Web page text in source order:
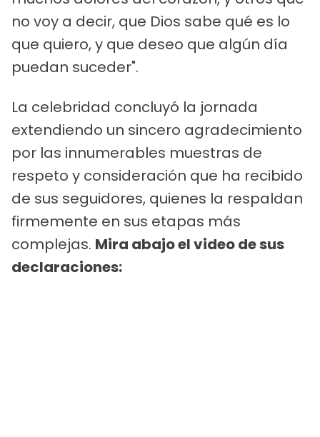
no voy a decir, que Dios sabe qué es lo
que quiero, y que deseo que algún día
puedan suceder".
La celebridad concluyó la jornada
extendiendo un sincero agradecimiento
por las innumerables muestras de
respeto y consideración que ha recibido
de sus seguidores, quienes la respaldan
firmemente en sus etapas más
complejas. Mira abajo el video de sus
declaraciones: